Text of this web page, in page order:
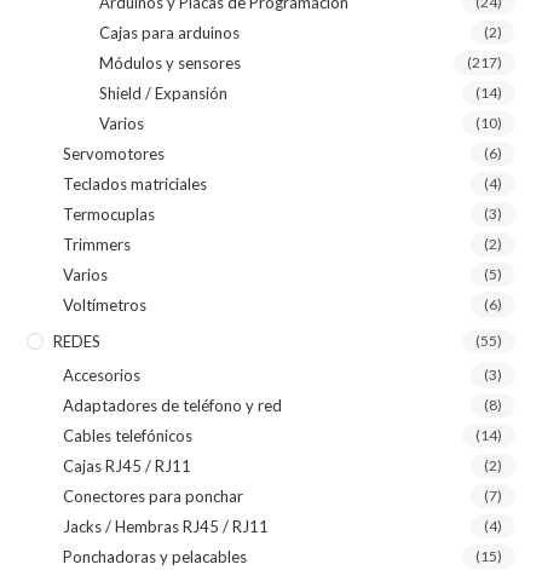
Cajas para arduinos (2)
Módulos y sensores (217)
Shield / Expansión (14)
Varios (10)
Servomotores (6)
Teclados matriciales (4)
Termocuplas (3)
Trimmers (2)
Varios (5)
Voltímetros (6)
REDES (55)
Accesorios (3)
Adaptadores de teléfono y red (8)
Cables telefónicos (14)
Cajas RJ45 / RJ11 (2)
Conectores para ponchar (7)
Jacks / Hembras RJ45 / RJ11 (4)
Ponchadoras y pelacables (15)